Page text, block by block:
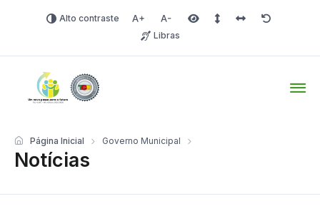
Alto contraste Aumentar fonte
Diminuir fonteÁrea selecionada
Espaçamento de linha
Espaço dos
Redefinir
Libras
Notícias
Página Inicial Governo Municipal